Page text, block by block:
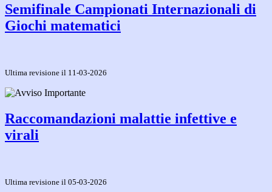
Semifinale Campionati Internazionali di
Giochi matematici
Ultima revisione il 11-03-2026
Raccomandazioni malattie infettive e
virali
Ultima revisione il 05-03-2026